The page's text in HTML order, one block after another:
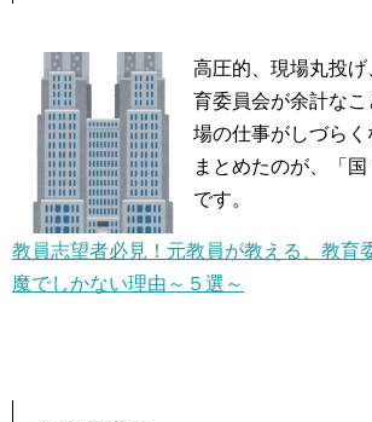
高圧的、現場丸投
育委員会が余計な
場の仕事がしづら
まとめたのが、「国
です。
教員志望者必見！元教員が教える、教育
魔でしかない理由～５選～